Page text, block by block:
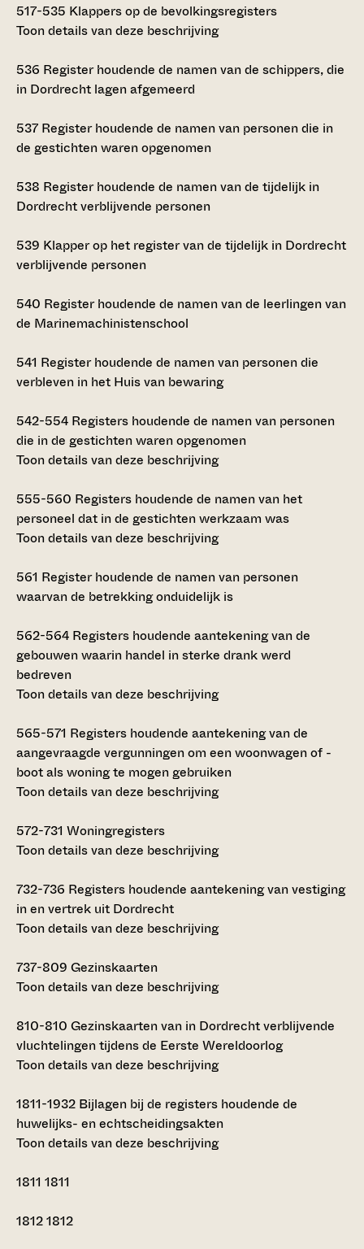
517-535 Klappers op de bevolkingsregisters
Toon details van deze beschrijving
536 Register houdende de namen van de schippers, die
in Dordrecht lagen afgemeerd
537 Register houdende de namen van personen die in
de gestichten waren opgenomen
538 Register houdende de namen van de tijdelijk in
Dordrecht verblijvende personen
539 Klapper op het register van de tijdelijk in Dordrecht
verblijvende personen
540 Register houdende de namen van de leerlingen van
de Marinemachinistenschool
541 Register houdende de namen van personen die
verbleven in het Huis van bewaring
542-554 Registers houdende de namen van personen
die in de gestichten waren opgenomen
Toon details van deze beschrijving
555-560 Registers houdende de namen van het
personeel dat in de gestichten werkzaam was
Toon details van deze beschrijving
561 Register houdende de namen van personen
waarvan de betrekking onduidelijk is
562-564 Registers houdende aantekening van de
gebouwen waarin handel in sterke drank werd
bedreven
Toon details van deze beschrijving
565-571 Registers houdende aantekening van de
aangevraagde vergunningen om een woonwagen of -
boot als woning te mogen gebruiken
Toon details van deze beschrijving
572-731 Woningregisters
Toon details van deze beschrijving
732-736 Registers houdende aantekening van vestiging
in en vertrek uit Dordrecht
Toon details van deze beschrijving
737-809 Gezinskaarten
Toon details van deze beschrijving
810-810 Gezinskaarten van in Dordrecht verblijvende
vluchtelingen tijdens de Eerste Wereldoorlog
Toon details van deze beschrijving
1811-1932 Bijlagen bij de registers houdende de
huwelijks- en echtscheidingsakten
Toon details van deze beschrijving
1811 1811
18121812